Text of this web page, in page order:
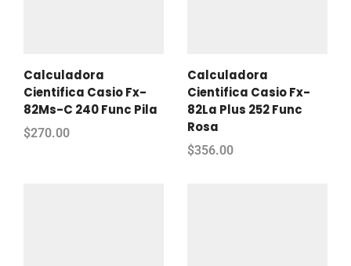
Calculadora
Cientifica Casio Fx-
82Ms-C 240 Func Pila
$270.00
Calculadora
Cientifica Casio Fx-
82La Plus 252 Func
Rosa
$356.00